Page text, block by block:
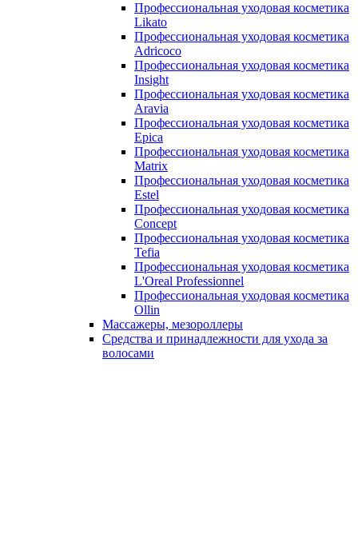
Профессиональная уходовая косметика
Likato
Профессиональная уходовая косметика
Adricoco
Профессиональная уходовая косметика
Insight
Профессиональная уходовая косметика
Aravia
Профессиональная уходовая косметика
Epica
Профессиональная уходовая косметика
Matrix
Профессиональная уходовая косметика
Estel
Профессиональная уходовая косметика
Concept
Профессиональная уходовая косметика
Tefia
Профессиональная уходовая косметика
L'Oreal Professionnel
Профессиональная уходовая косметика
Ollin
Массажеры, мезороллеры
Средства и принадлежности для ухода за
волосами